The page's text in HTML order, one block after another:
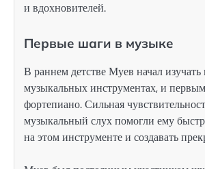
и вдохновителей.
Первые шаги в музыке
В раннем детстве Муев начал изучать
музыкальных инструментах, и
фортепиано. Сильная
музыкальный слух помогли ему
на этом инструменте и создавать